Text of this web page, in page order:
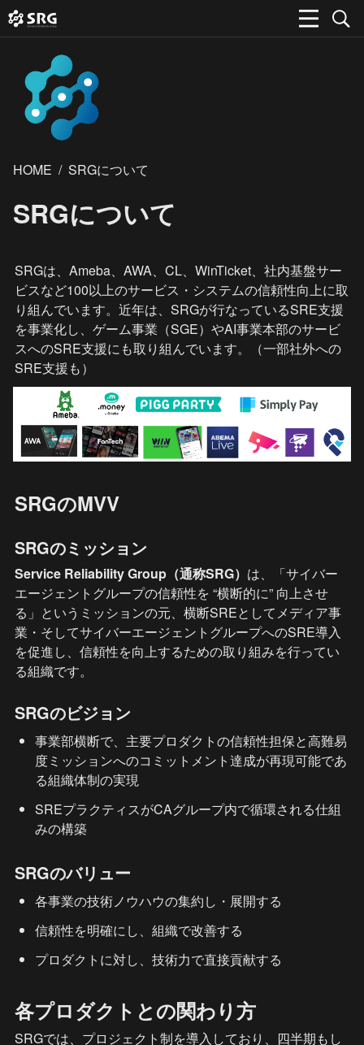
HOME / SRGについて
SRGについて
SRGは、Ameba、AWA、CL、WinTicket、社内基盤サー
ビスなど100以上のサービス・システムの信頼性向上に取
り組んでいます。近年は、SRGが行なっているSRE支援
を事業化し、ゲーム事業（SGE）やAI事業本部のサービ
スへのSRE支援にも取り組んでいます。（一部社外への
SRE支援も）
SRGのMVV
SRGのミッション
Service Reliability Group（通称SRG） は、「サイバー
エージェントグループの信頼性を “横断的に” 向上させ
る」というミッションの元、横断SREとしてメディア事
業・そしてサイバーエージェントグループへのSRE導入
を促進し、信頼性を向上するための取り組みを行ってい
る組織です。
SRGのビジョン
事業部横断で、主要プロダクトの信頼性担保と高難易
度ミッションへのコミットメント達成が再現可能であ
る組織体制の実現
SREプラクティスがCAグループ内で循環される仕組
みの構築
SRGのバリュー
各事業の技術ノウハウの集約し・展開する
信頼性を明確にし、組織で改善する
プロダクトに対し、技術力で直接貢献する
各プロダクトとの関わり方
SRGでは、プロジェクト制を導入しており、四半期もし